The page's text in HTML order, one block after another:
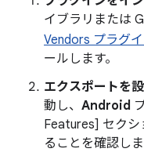
イブラリまたは
Vendors プラグ
ールします。
エクスポートを
動し、 Android
Features] セクシ
ることを確認しま